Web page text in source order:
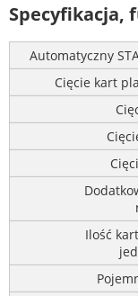
Specyfikacja,
Automatyczny
Cięcie kart
Ilość